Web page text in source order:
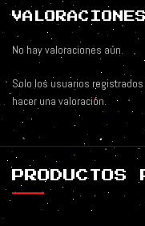
No hay valoraciones aún.
Solo los usuarios
hacer una valoración.
PRODUCTOS